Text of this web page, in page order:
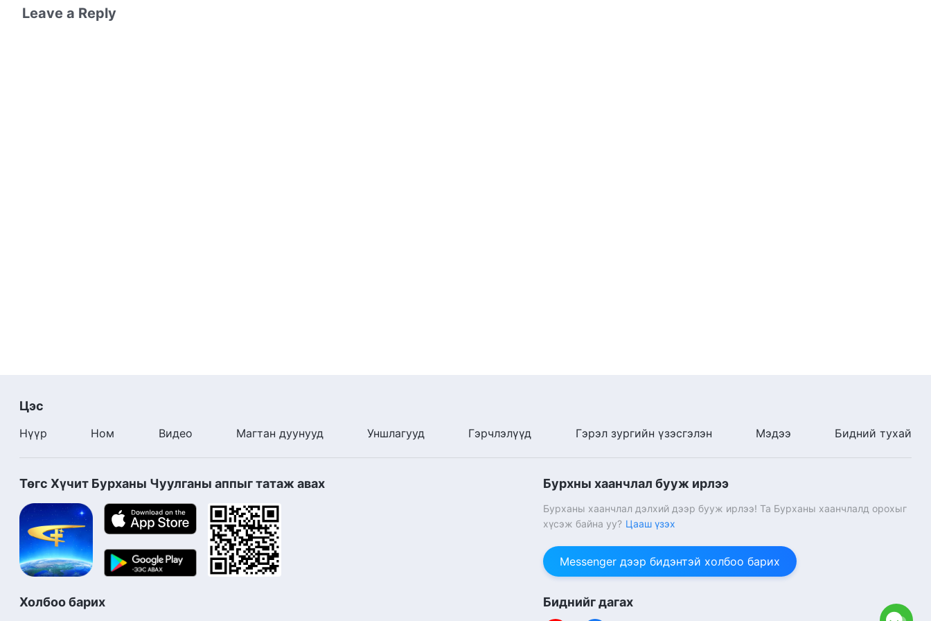
10:31
Амийн оролт | Эшлэл 507
Амийн оролт | Эшлэл 508
Өдөр тутмын Бурханы үг:
Амийн оролт | Эшлэл 509
Leave a Reply
Цэс
Нүүр Ном Видео Магтан дуунууд Уншлагууд Гэрчлэлүүд Гэрэл зургийн үзэсгэлэн Мэдээ Бидний тухай
Төгс Хүчит Бурханы Чуулганы аппыг татаж авах
Холбоо барих
Бурхны хаанчлал бууж ирлээ
Бурханы хаанчлал дэлхий дээр бууж ирлээ! Та Бурханы хаанчлалд орохыг
хүсэж байна уу? Цааш үзэх
Messenger дээр бидэнтэй холбоо барих
Биднийг дагах